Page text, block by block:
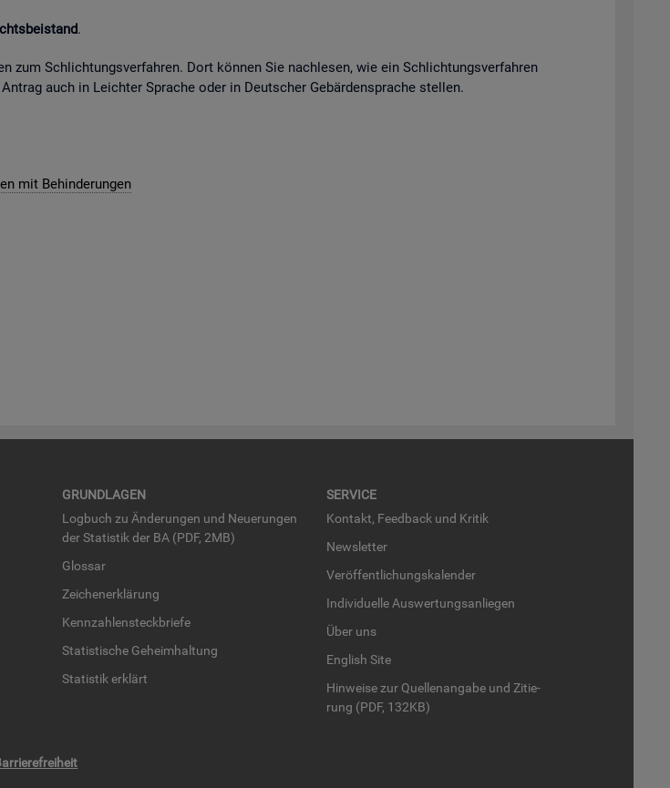
.
Schlich­tungs­ver­fah­ren. Dort kön­nen Sie nach­le­sen, wie ein Schlich­tungs­ver­fah­ren
auch in Leich­ter Spra­che oder in Deut­scher Ge­bär­den­spra­che stel­len.
mit Be­hin­de­run­gen
GRUND­LA­GEN
Log­buch zu Än­de­run­gen und Neue­run­gen
der Sta­tis­tik der BA (PDF, 2MB)
Glos­sar
Zei­chen­er­klä­rung
Kenn­zah­len­steck­brie­fe
Sta­tis­ti­sche Ge­heim­hal­tung
Sta­tis­tik er­klärt
SER­VICE
Kon­takt, Feed­back und Kri­tik
News­let­ter
Ver­öf­fent­li­chungs­ka­len­der
In­di­vi­du­el­le Aus­wer­tungs­an­lie­gen
Über uns
English Site
Hin­wei­se zur Quel­len­an­ga­be und Zi­tie­
rung (PDF, 132KB)